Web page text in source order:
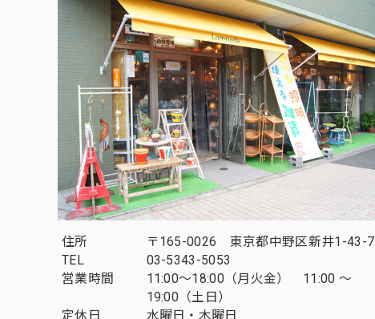
住所
〒165-0026 東京都中野区新井1-43-7
TEL
03-5343-5053
営業時間
11:00～18:00（月火金） 11:00 ～
19:00（土日）
定休日
水曜日・木曜日